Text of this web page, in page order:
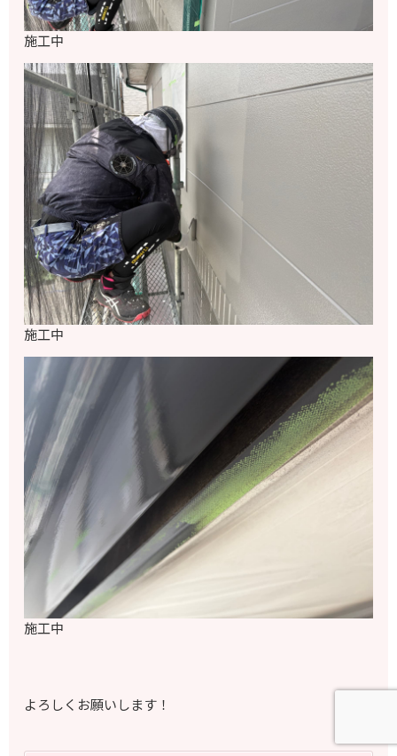
施工中
施工中
施工中
よろしくお願いします！